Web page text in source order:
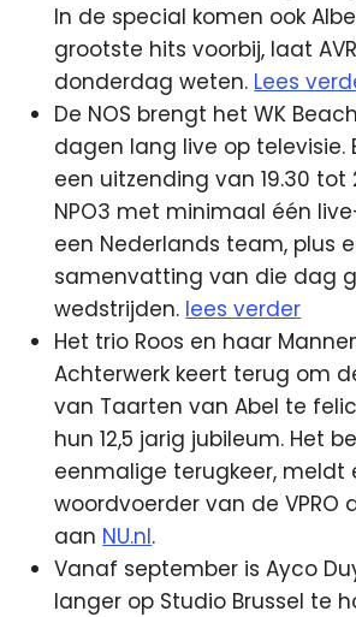
In de special komen ook
grootste hits voorbij, laat
donderdag weten. Lees
De NOS brengt het WK
dagen lang live op televisie.
een uitzending van 19.30 tot
NPO3 met minimaal één
een Nederlands team, plus
samenvatting van die dag
wedstrijden. lees verder
Het trio Roos en haar
Achterwerk keert terug om
van Taarten van Abel te
hun 12,5 jarig jubileum. Het
eenmalige terugkeer, meldt
woordvoerder van de VPRO
aan NU.nl.
Vanaf september is Ayco
langer op Studio Brussel te